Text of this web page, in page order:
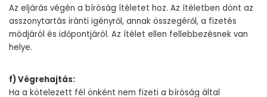
Az eljárás végén a bíróság ítéletet hoz. Az ítéletben dönt az
asszonytartás iránti igényről, annak összegéről, a fizetés
módjáról és időpontjáról. Az ítélet ellen fellebbezésnek van
helye.
f) Végrehajtás:
Ha a kötelezett fél önként nem fizeti a bíróság által